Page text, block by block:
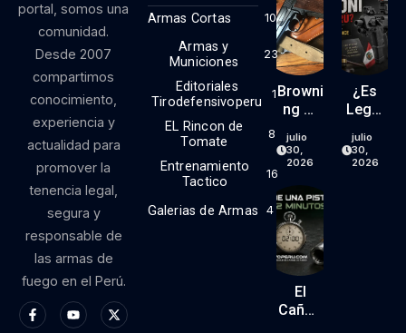
portal, somos una
comunidad.
Desde 2007
compartimos
conocimiento,
experiencia y
actualidad para
promover la
tenencia legal,
segura y
responsable de
las armas de
fuego en el Perú.
Armas Cortas 10
Armas y
Municiones
23
Editoriales
Tirodefensivoperu
1
EL Rincon de
Tomate
8
Entrenamiento
Tactico
16
Galerias de Armas 4
Browni
Ng Hi
9mm
(parte
1)
julio
30,
2026
¿Es
Legal
RONI
En El
julio
30,
2026
El
Cañón